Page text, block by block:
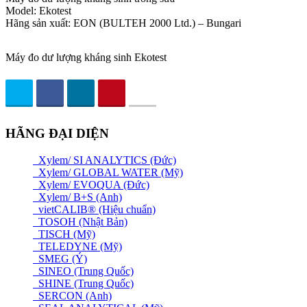
Model: Ekotest
Hãng sản xuất: EON (BULTEH 2000 Ltd.) – Bungari
Máy đo dư lượng kháng sinh Ekotest
HÃNG ĐẠI DIỆN
Xylem/ SI ANALYTICS (Đức)
Xylem/ GLOBAL WATER (Mỹ)
Xylem/ EVOQUA (Đức)
Xylem/ B+S (Anh)
vietCALIB® (Hiệu chuẩn)
TOSOH (Nhật Bản)
TISCH (Mỹ)
TELEDYNE (Mỹ)
SMEG (Ý)
SINEO (Trung Quốc)
SHINE (Trung Quốc)
SERCON (Anh)